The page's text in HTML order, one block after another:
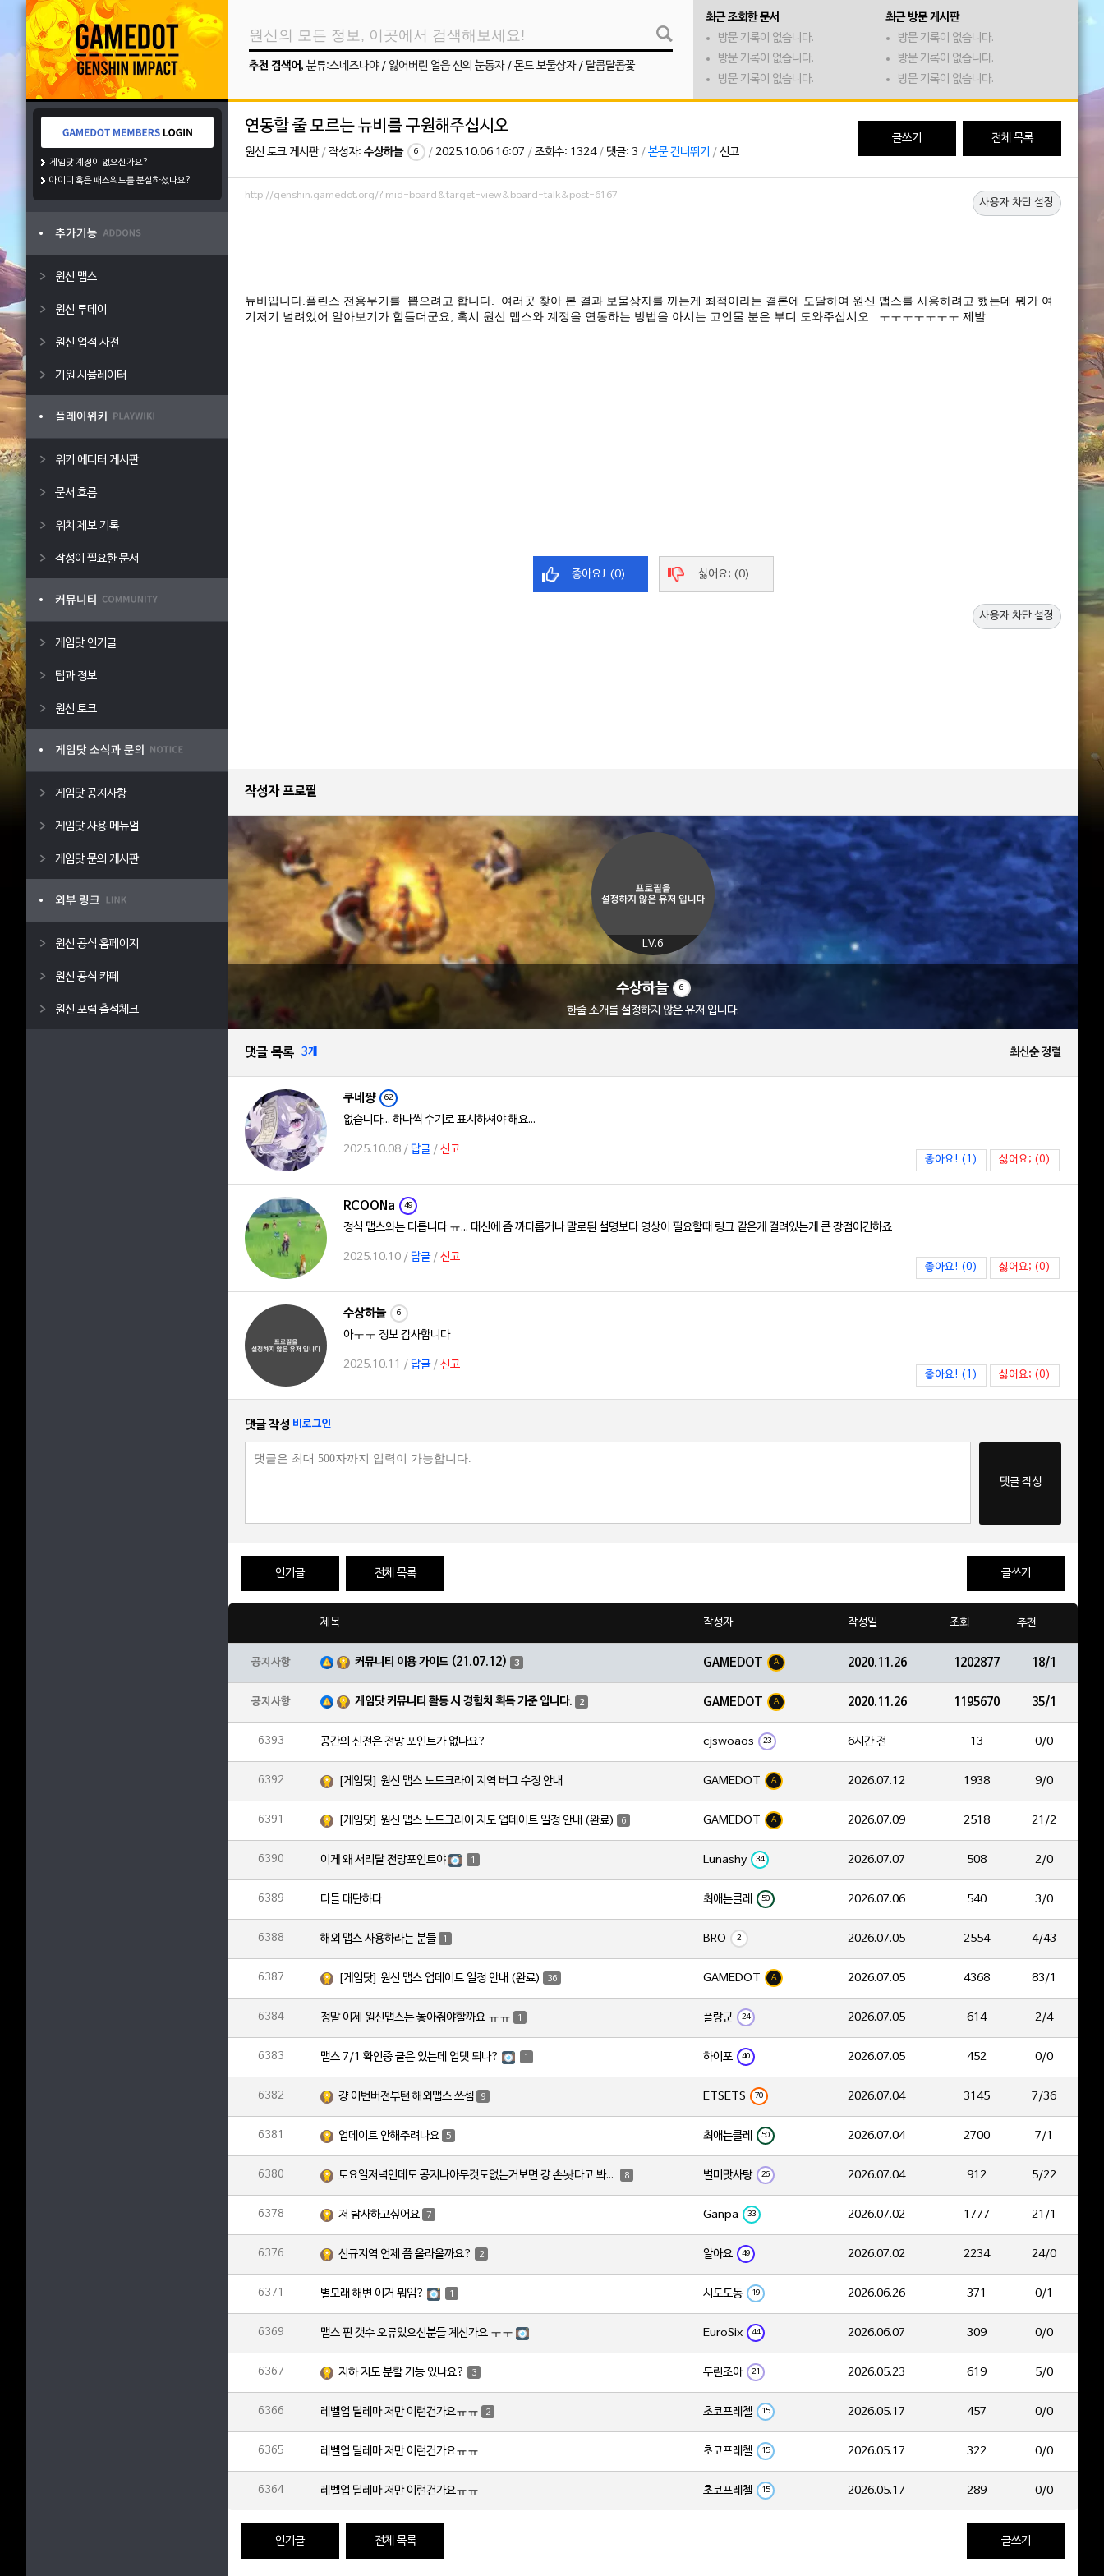
게임닷 계정이 없으신가요?
아이디 혹은 패스워드를 분실하셨나요?
원신 맵스
원신 투데이
원신 업적 사전
기원 시뮬레이터
위키 에디터 게시판
문서 흐름
위치 제보 기록
작성이 필요한 문서
게임닷 인기글
팁과 정보
원신 토크
게임닷 공지사항
게임닷 사용 메뉴얼
게임닷 문의 게시판
원신 공식 홈페이지
원신 공식 카페
원신 포럼 출석체크
추천 검색어 , 분류:스네즈나야/ 잃어버린 얼음 신의 눈동자/ 몬드 보물상자/ 달콤달콤꽃
최근 조회한 문서
방문 기록이 없습니다.
방문 기록이 없습니다.
방문 기록이 없습니다.
최근 방문 게시판
방문 기록이 없습니다.
방문 기록이 없습니다.
방문 기록이 없습니다.
연동할 줄 모르는 뉴비를 구원해주십시오
원신 토크 게시판/ 작성자: 수상하늘 6 / 2025.10.06 16:07 / 조회수: 1324/ 댓글: 3 / 본문 건너뛰기 / 신고
글쓰기 전체 목록
http://genshin.gamedot.org/?mid=board&target=view&board=talk&post=6167
사용자 차단 설정
뉴비입니다.플린스 전용무기를 뽑으려고 합니다. 여러곳 찾아 본 결과 보물상자를 까는게 최적이라는 결론에 도달하여 원신 맵스를 사용하려고 했는데 뭐가 여
기저기 널려있어 알아보기가 힘들더군요, 혹시 원신 맵스와 계정을 연동하는 방법을 아시는 고인물 분은 부디 도와주십시오...ㅜㅜㅜㅜㅜㅜㅜ 제발...
좋아요! (0) 싫어요; (0)
사용자 차단 설정
작성자 프로필
LV.6
수상하늘 6
한줄 소개를 설정하지 않은 유저 입니다.
댓글 목록 3개 최신순 정렬
쿠네쨩 62
없습니다... 하나씩 수기로 표시하셔야 해요...
2025.10.08 / 답글/ 신고
좋아요! (1) 싫어요; (0)
RCOONa 49
정식 맵스와는 다릅니다 ㅠ... 대신에 좀 까다롭거나 말로된 설명보다 영상이 필요할때 링크 같은게 걸려있는게 큰 장점이긴하죠
2025.10.10 / 답글/ 신고
좋아요! (0) 싫어요; (0)
수상하늘 6
아ㅜㅜ 정보 감사합니다
2025.10.11 / 답글/ 신고
좋아요! (1) 싫어요; (0)
댓글 작성 비로그인
댓글 작성
인기글 전체 목록 글쓰기
제목 작성자 작성일 조회 추천
공지사항 커뮤니티 이용 가이드 (21.07.12) 3 GAMEDOT A 2020.11.26 1202877 18/1
공지사항 게임닷 커뮤니티 활동 시 경험치 획득 기준 입니다. 2 GAMEDOT A 2020.11.26 1195670 35/1
6393 공간의 신전은 전망 포인트가 없나요? cjswoaos 23 6시간 전 13 0/0
6392 [게임닷] 원신 맵스 노드크라이 지역 버그 수정 안내 GAMEDOT A 2026.07.12 1938 9/0
6391 [게임닷] 원신 맵스 노드크라이 지도 업데이트 일정 안내 (완료) 6 GAMEDOT A 2026.07.09 2518 21/2
6390 이게 왜 서리달 전망포인트야 1 Lunashy 34 2026.07.07 508 2/0
6389 다들 대단하다 최애는클레 50 2026.07.06 540 3/0
6388 해외 맵스 사용하라는 분들 1 BRO 2 2026.07.05 2554 4/43
6387 [게임닷] 원신 맵스 업데이트 일정 안내 (완료) 36 GAMEDOT A 2026.07.05 4368 83/1
6384 정말 이제 원신맵스는 놓아줘야할까요 ㅠㅠ 1 플랑군 24 2026.07.05 614 2/4
6383 맵스 7/1 확인중 글은 있는데 업뎃 되나? 1 하이포 40 2026.07.05 452 0/0
6382 걍 이번버전부턴 해외맵스 쓰셈 9 ETSETS 70 2026.07.04 3145 7/36
6381 업데이트 안해주려나요 5 최애는클레 50 2026.07.04 2700 7/1
6380 토요일저녁인데도 공지나아무것도없는거보면 걍 손놧다고 봐야하나요? 8 별미맛사탕 26 2026.07.04 912 5/22
6378 저 탐사하고싶어요 7 Ganpa 33 2026.07.02 1777 21/1
6376 신규지역 언제 쯤 올라올까요? 2 알아요 49 2026.07.02 2234 24/0
6371 별모래 해변 이거 뭐임? 1 시도도동 19 2026.06.26 371 0/1
6369 맵스 핀 갯수 오류있으신분들 계신가요 ㅜㅜ EuroSix 44 2026.06.07 309 0/0
6367 지하 지도 분할 기능 있나요? 3 두린조아 21 2026.05.23 619 5/0
6366 레벨업 딜레마 저만 이런건가요ㅠㅠ 2 초코프레첼 15 2026.05.17 457 0/0
6365 레벨업 딜레마 저만 이런건가요ㅠㅠ 초코프레첼 15 2026.05.17 322 0/0
6364 레벨업 딜레마 저만 이런건가요ㅠㅠ 초코프레첼 15 2026.05.17 289 0/0
인기글 전체 목록 글쓰기